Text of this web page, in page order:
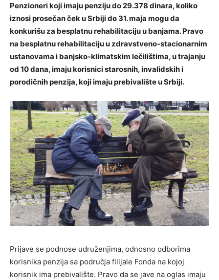
Penzioneri koji imaju penziju do 29.378 dinara, koliko
iznosi prosečan ček u Srbiji do 31. maja mogu da
konkurišu za besplatnu rehabilitaciju u banjama. Pravo
na besplatnu rehabilitaciju u zdravstveno-stacionarnim
ustanovama i banjsko-klimatskim lečilištima, u trajanju
od 10 dana, imaju korisnici starosnih, invalidskih i
porodičnih penzija, koji imaju prebivalište u Srbiji.
Prijave se podnose udruženjima, odnosno odborima
korisnika penzija sa područja filijale Fonda na kojoj
korisnik ima prebivalište. Pravo da se jave na oglas imaju